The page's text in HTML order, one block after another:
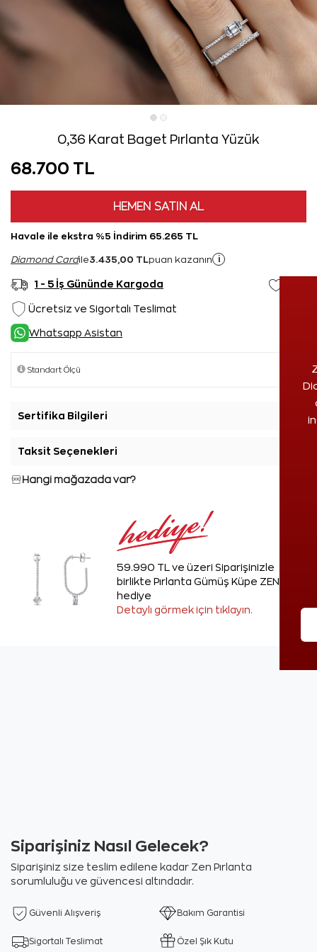
0,36 Karat Baget Pırlanta Yüzük
68.700 TL
HEMEN SATIN AL
Havale ile ekstra %5 İndirim 65.265 TL
Diamond Cardile3.435,00 TL puan kazanın i
1 - 5 İş Gününde Kargoda
Ücretsiz ve Sigortalı Teslimat
Whatsapp Asistan
Sertifika Bilgileri
Taksit Seçenekleri
Hangi mağazada var?
59.990 TL ve üzeri Siparişinizle
birlikte Pırlanta Gümüş Küpe ZEN'den
hediye
Detaylı görmek için tıklayın.
Siparişiniz Nasıl Gelecek?
Siparişiniz size teslim edilene kadar Zen Pırlanta
sorumluluğu ve güvencesi altındadır.
Güvenli Alışveriş Bakım Garantisi
Sigortalı Teslimat Özel Şık Kutu